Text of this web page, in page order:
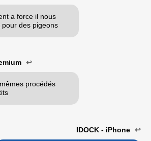
a force il nous
des pigeons
↩
procédés
IDOCK - iPhone ↩